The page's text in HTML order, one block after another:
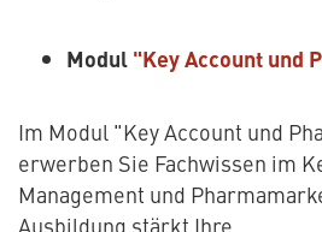
Modul"Key Account und
Im Modul "Key Account und
erwerben Sie Fachwissen im
Management und
Ausbildung stärkt Ihre